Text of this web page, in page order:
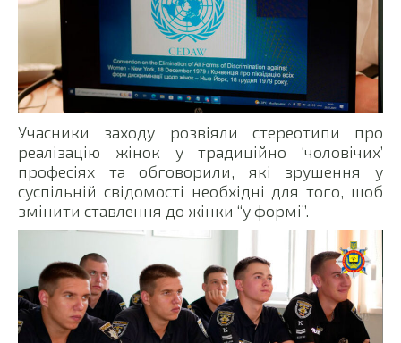
Учасники заходу розвіяли стереотипи про
реалізацію жінок у традиційно ‘чоловічих’
професіях та обговорили, які зрушення у
суспільній свідомості необхідні для того, щоб
змінити ставлення до жінки “у формі”.